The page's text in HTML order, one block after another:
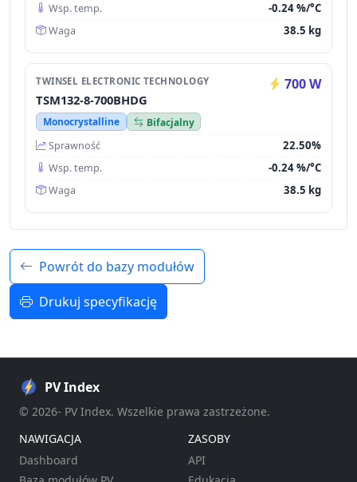
Wsp. temp. -0.24 %/°C
Waga 38.5 kg
TWINSEL ELECTRONIC TECHNOLOGY 700 W
TSM132-8-700BHDG
Monocrystalline
Bifacjalny
Sprawność
22.50%
Wsp. temp. -0.24 %/°C
Waga 38.5 kg
Powrót do bazy modułów
Drukuj specyfikację
PV Index
© 2026- PV Index. Wszelkie prawa zastrzeżone.
NAWIGACJA
Dashboard
ZASOBY
API